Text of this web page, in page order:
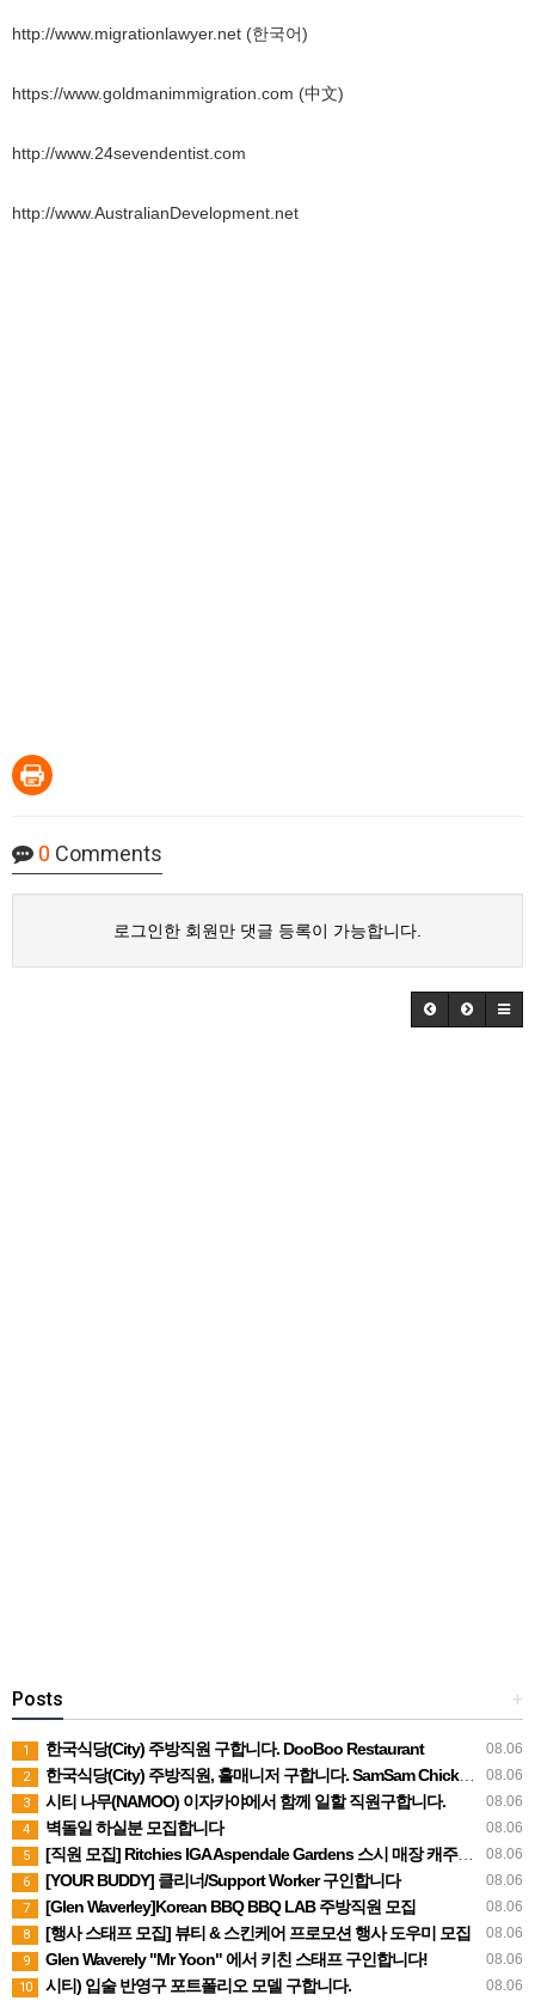
http://www.migrationlawyer.net (한국어)
https://www.goldmanimmigration.com (中文)
http://www.24sevendentist.com
http://www.AustralianDevelopment.net
0 Comments
로그인한 회원만 댓글 등록이 가능합니다.
+
Posts
08.06
1 한국식당(City) 주방직원 구합니다. DooBoo Restaurant
08.06
2 한국식당(City) 주방직원, 홀매니저 구합니다. SamSam Chicken Restaurant
08.06
3 시티 나무(NAMOO) 이자카야에서 함께 일할 직원구합니다.
08.06
4 벽돌일 하실분 모집합니다
08.06
5 [직원 모집] Ritchies IGA Aspendale Gardens 스시 매장 캐주얼 직원 구인
08.06
6 [YOUR BUDDY] 클리너/Support Worker 구인합니다
08.06
7 [Glen Waverley]Korean BBQ BBQ LAB 주방직원 모집
08.06
8 [행사 스태프 모집] 뷰티 & 스킨케어 프로모션 행사 도우미 모집
08.06
9 Glen Waverely "Mr Yoon" 에서 키친 스태프 구인합니다!
08.06
10 시티) 입술 반영구 포트폴리오 모델 구합니다.